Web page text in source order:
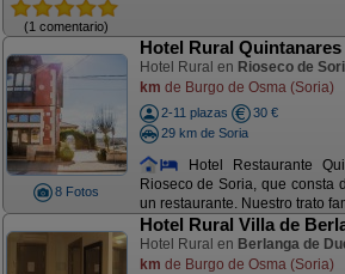
(1 comentario)
8 Fotos
Hotel Rural Quintanares
Hotel Rural en Rioseco de
km de Burgo de Osma (Soria)
2-11 plazas
30 €
29 km de Soria
Hotel Restaurante
Rioseco de Soria, que consta
un restaurante. Nuestro trato
Hotel Rural Villa de
Hotel Rural en Berlanga de
km de Burgo de Osma (Soria)